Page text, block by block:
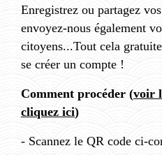
Enregistrez ou partagez
envoyez-nous également
citoyens...Tout cela
se créer un compte !
Comment procéder (voir
cliquez ici)
- Scannez le QR code ci-